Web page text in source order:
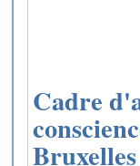
Cadre
Bruxelles